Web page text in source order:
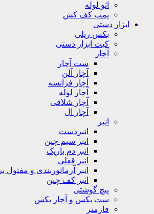
اتو لوله
پمپ کف کش
ابزار دستی
بکس ریلی
کیت ابزار دستی
آچار
ست آچار
آچار آلن
آچار فرانسه
آچار لوله
آچار شلاقی
آچار ال
انبر
انبردست
انبر سیم چین
انبر دم باریک
انبر قفلی
انبر آرماتوربندی و مفتول بر
انبر کف چین
پیچ گوشتی
ست بکس و آچار بکس
فازمتر